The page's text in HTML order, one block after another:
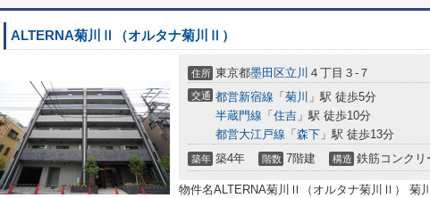
ALTERNA菊川Ⅱ（オルタナ菊川Ⅱ）
住所 東京都墨田区立川 ４丁目３-７
交通 都営新宿線 「 菊川 」駅 徒歩5分
半蔵門線 「 住吉 」駅 徒歩10分
都営大江戸線 「 森下 」駅 徒歩13分
築年 築4年 階数 7階建 構造 鉄筋コンクリ
物件名ALTERNA菊川Ⅱ（オルタナ菊川Ⅱ） 菊